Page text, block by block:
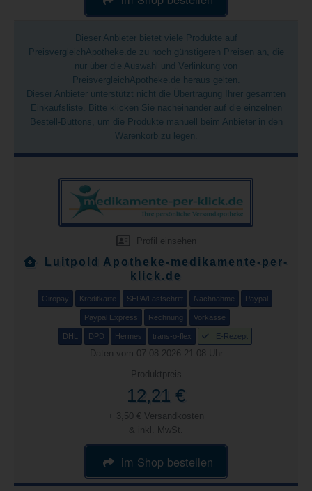
Dieser Anbieter bietet viele Produkte auf
PreisvergleichApotheke.de zu noch günstigeren Preisen an, die
nur über die Auswahl und Verlinkung von
PreisvergleichApotheke.de heraus gelten.
Dieser Anbieter unterstützt nicht die Übertragung Ihrer gesamten
Einkaufsliste. Bitte klicken Sie nacheinander auf die einzelnen
Bestell-Buttons, um die Produkte manuell beim Anbieter in den
Warenkorb zu legen.
Profil einsehen
Luitpold Apotheke-medikamente-per-
klick.de
Giropay Kreditkarte SEPA/Lastschrift Nachnahme Paypal
Paypal Express Rechnung Vorkasse
DHL DPD Hermes trans-o-flex E-Rezept
Daten vom 07.08.2026 21:08 Uhr
Produktpreis
12,21 €
+ 3,50 € Versandkosten
& inkl. MwSt.
im Shop bestellen